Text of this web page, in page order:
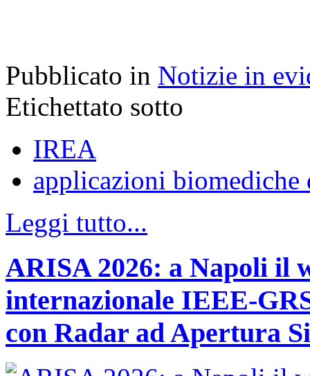
Pubblicato in Notizie in
Etichettato sotto
IREA
applicazioni
Leggi tutto...
ARISA 2026: a Napoli il
internazionale IEEE-
con Radar ad Apertura